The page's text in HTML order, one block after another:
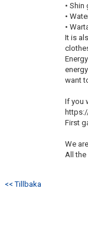
•
•
•
It is
want
If you
First
We
All the
<< Tillbaka